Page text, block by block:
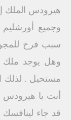
هيرودس الملك
سبب فرح
وهل يوجد ملك
مستحيل .
أنت يا
قد جاء